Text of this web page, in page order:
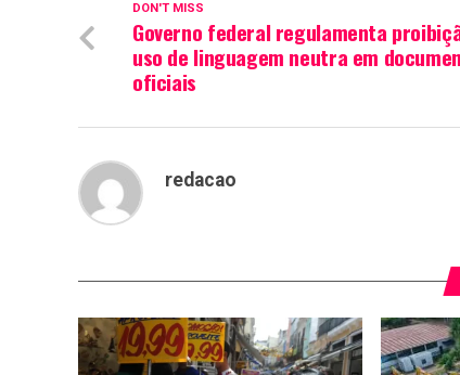
DON'T MISS
Governo federal regulamenta
uso de linguagem neutra em
oficiais
redacao